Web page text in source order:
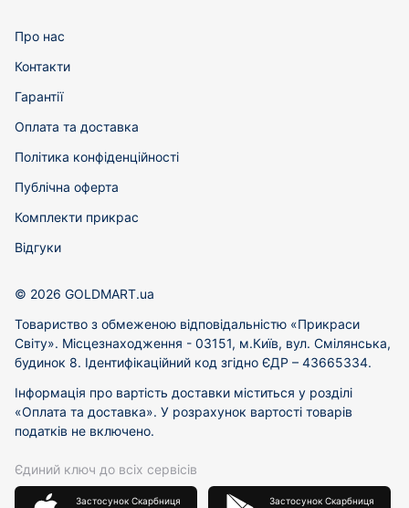
Про нас
Контакти
Гарантії
Оплата та доставка
Політика конфіденційності
Публічна оферта
Комплекти прикрас
Відгуки
© 2026 GOLDMART.ua
Товариство з обмеженою відповідальністю «Прикраси
Світу». Місцезнаходження - 03151, м.Київ, вул. Смілянська,
будинок 8. Ідентифікаційний код згідно ЄДР – 43665334.
Інформація про вартість доставки міститься у розділі
«Оплата та доставка». У розрахунок вартості товарів
податків не включено.
Єдиний ключ до всіх сервісів
Застосунок Скарбниця Застосунок Скарбниця